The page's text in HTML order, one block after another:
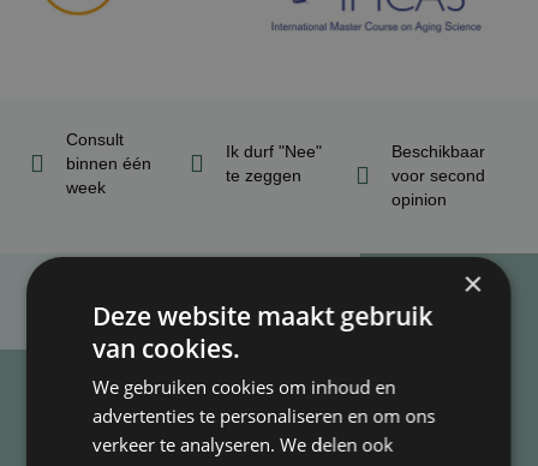
Consult
binnen één
week
Ik durf "Nee"
te zeggen
Beschikbaar
voor second
opinion
Jouw gezondheid is mijn
×
Deze website maakt gebruik
van cookies.
We gebruiken cookies om inhoud en
advertenties te personaliseren en om ons
verkeer te analyseren. We delen ook